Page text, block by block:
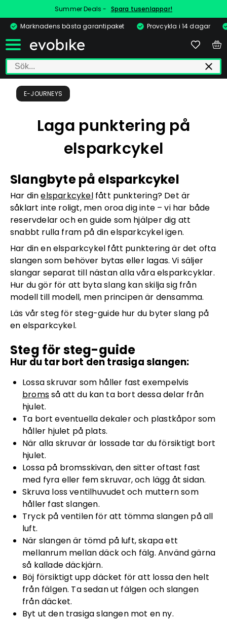
Summer Deals - Spara tusenlappar!
Marknadens bästa garantipaket
Provcykla i 14 dagar
E-JOURNEYS
Laga punktering på
elsparkcykel
Slangbyte på elsparkcykel
Har dinelsparkcykelfått punktering? Det är
såklart inte roligt, men oroa dig inte – vi har både
reservdelar och en guide som hjälper dig att
snabbt rulla fram på din elsparkcykel igen.
Har din en elsparkcykel fått punktering är det ofta
slangen som behöver bytas eller lagas. Vi säljer
slangar separat till nästan alla våra elsparkcyklar.
Hur du gör för att byta slang kan skilja sig från
modell till modell, men principen är densamma.
Läs vår steg för steg-guide hur du byter slang på
en elsparkcykel.
Steg för steg-guide
Hur du tar bort den trasiga slangen:
Lossa skruvar som håller fast exempelvis
bromsså att du kan ta bort dessa delar från
hjulet.
Ta bort eventuella dekaler och plastkåpor som
håller hjulet på plats.
När alla skruvar är lossade tar du försiktigt bort
hjulet.
Lossa på bromsskivan, den sitter oftast fast
med fyra eller fem skruvar, och lägg åt sidan.
Skruva loss ventilhuvudet och muttern som
håller fast slangen.
Tryck på ventilen för att tömma slangen på all
luft.
När slangen är tömd på luft, skapa ett
mellanrum mellan däck och fälg. Använd gärna
så kallade däckjärn.
Böj försiktigt upp däcket för att lossa den helt
från fälgen. Ta sedan ut fälgen och slangen
från däcket.
Byt ut den trasiga slangen mot en ny.